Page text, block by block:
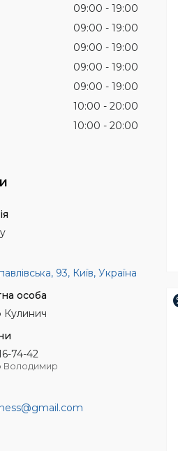
09:00
19:00
09:00
19:00
09:00
19:00
09:00
19:00
09:00
19:00
10:00
20:00
10:00 20:00
93, Київ, Україна
74-42